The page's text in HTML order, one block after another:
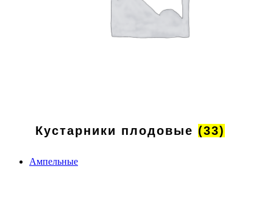
Кустарники плодовые (33)
Ампельные